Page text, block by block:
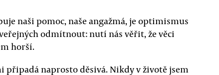
naši pomoc, naše angažmá, je optimismus
odmítnout: nutí nás věřit, že věci
horší.
připadá naprosto děsivá. Nikdy v životě jsem